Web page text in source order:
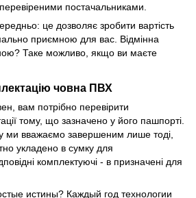
постачальниками.
це дозволяє зробити вартість
приємною для вас. Відмінна
Таке можливо, якщо ви маєте
човна ПВХ
вам потрібно перевірити
тому, що зазначено у його пашпортi.
ми вважаємо завершеним лише тоді,
укладено в сумку для
комплектуючі - в призначені для
истины? Каждый год технологии